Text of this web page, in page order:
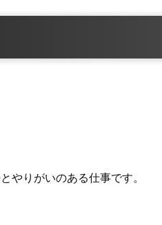
やりがいのある仕事です。